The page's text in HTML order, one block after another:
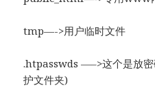
tmp—->用户临时文件
.htpasswds —–>这个是放
护文件夹)